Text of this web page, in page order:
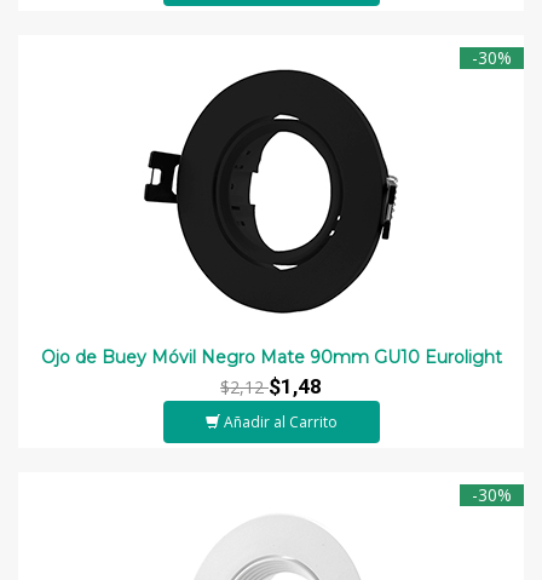
-30%
Ojo de Buey Móvil Negro Mate 90mm GU10 Eurolight
$2,12$1,48
Añadir al Carrito
-30%